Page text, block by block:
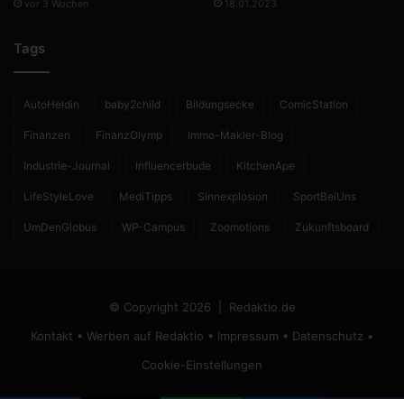
vor 3 Wochen 18.01.2023
Tags
AutoHeldin baby2child Bildungsecke ComicStation
Finanzen FinanzOlymp Immo-Makler-Blog
Industrie-Journal Influencerbude KitchenApe
LifeStyleLove MediTipps Sinnexplosion SportBeiUns
UmDenGlobus WP-Campus Zoomotions Zukunftsboard
© Copyright 2026 | Redaktio.de
Kontakt • Werben auf Redaktio • Impressum • Datenschutz •
Cookie-Einstellungen